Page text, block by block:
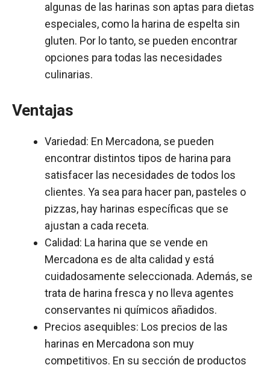
algunas de las harinas son aptas para dietas
especiales, como la harina de espelta sin
gluten. Por lo tanto, se pueden encontrar
opciones para todas las necesidades
culinarias.
Ventajas
Variedad: En Mercadona, se pueden
encontrar distintos tipos de harina para
satisfacer las necesidades de todos los
clientes. Ya sea para hacer pan, pasteles o
pizzas, hay harinas específicas que se
ajustan a cada receta.
Calidad: La harina que se vende en
Mercadona es de alta calidad y está
cuidadosamente seleccionada. Además, se
trata de harina fresca y no lleva agentes
conservantes ni químicos añadidos.
Precios asequibles: Los precios de las
harinas en Mercadona son muy
competitivos. En su sección de productos